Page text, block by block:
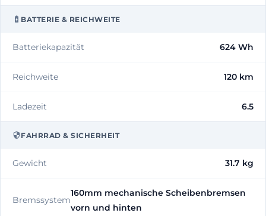
BATTERIE & REICHWEITE
Batteriekapazität 624 Wh
Reichweite 120 km
Ladezeit 6.5
FAHRRAD & SICHERHEIT
Gewicht 31.7 kg
Bremssystem
160mm mechanische Scheibenbremsen
vorn und hinten